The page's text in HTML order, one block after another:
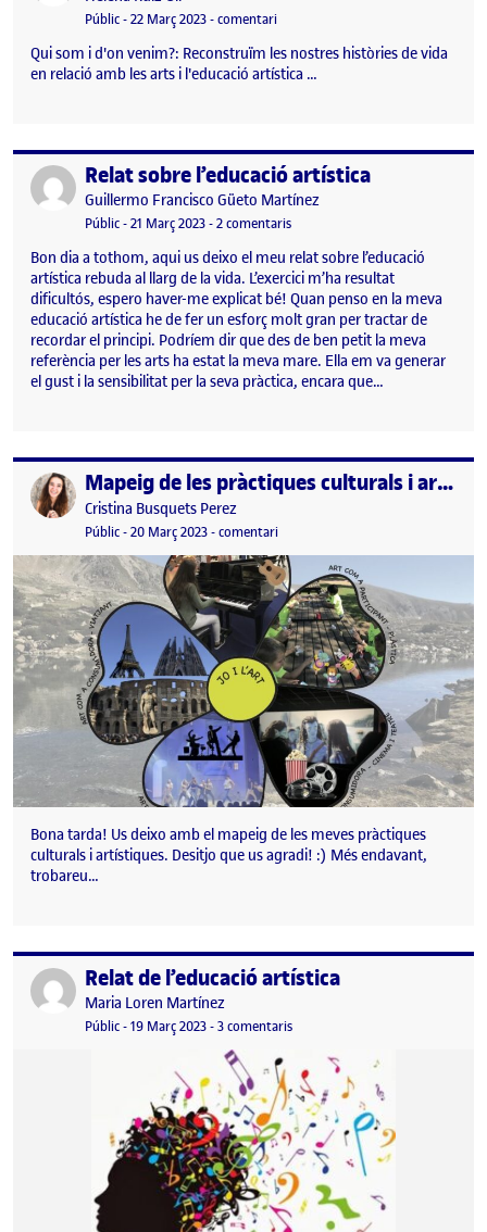
Visibilitat:
Públic-Data de publicació
22 Març 2023-comentariel DIAGRAMA RELACIÓ AMB L’ART
Qui som i d'on venim?: Reconstruïm les nostres històries de vida
en relació amb les arts i l'educació artística …
Publicat perRelat sobre l’educació artística
Publicat per
Guillermo Francisco Güeto Martínez
Visibilitat:
Públic-Data de publicació
21 Març 202326 març, 2023 7:57 pm
-2 comentarisa Relat sobre l’educació artística
Bon dia a tothom, aqui us deixo el meu relat sobre l’educació
artística rebuda al llarg de la vida. L’exercici m’ha resultat
dificultós, espero haver-me explicat bé! Quan penso en la meva
educació artística he de fer un esforç molt gran per tractar de
recordar el principi. Podríem dir que des de ben petit la meva
referència per les arts ha estat la meva mare. Ella em va generar
el gust i la sensibilitat per la seva pràctica, encara que…
Publicat per Mapeig de les pràctiques culturals i artístiques
Publicat per
Cristina Busquets Perez
Visibilitat:
Públic-Data de publicació
20 Març 202320 març, 2023 10:19 pm
-comentariel Mapeig de les pràctiques
Bona tarda! Us deixo amb el mapeig de les meves pràctiques
culturals i artístiques. Desitjo que us agradi! :) Més endavant,
trobareu…
Publicat perRelat de l’educació artística
Publicat per
Maria Loren Martínez
Visibilitat:
Públic-Data de publicació
19 Març 2023-3 comentarisa Relat de l’educació artística